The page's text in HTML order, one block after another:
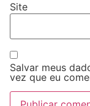
Site
Salvar meus
vez que eu